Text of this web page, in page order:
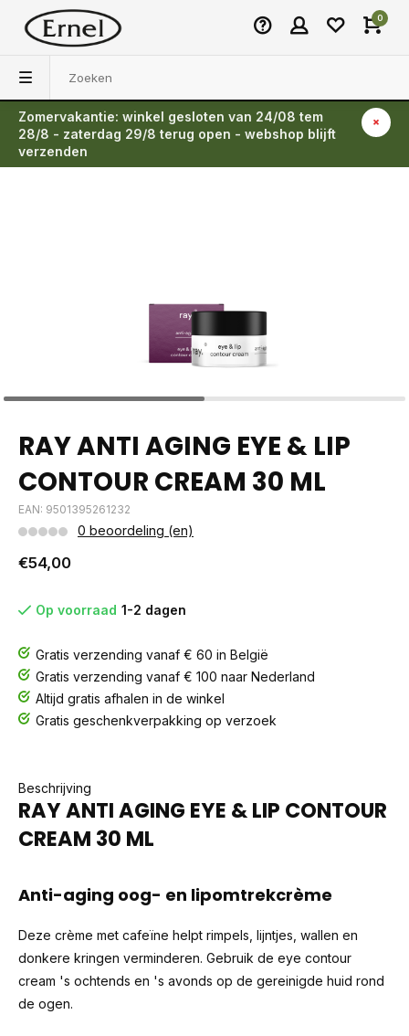
0
Zomervakantie: winkel gesloten van 24/08 tem
28/8 - zaterdag 29/8 terug open - webshop blijft
verzenden
Terug
RAY ANTI AGING EYE & LIP
CONTOUR CREAM 30 ML
EAN: 9501395261232
0 beoordeling (en)
€54,00
Op voorraad 1-2 dagen
Gratis verzending vanaf € 60 in België
Gratis verzending vanaf € 100 naar Nederland
Altijd gratis afhalen in de winkel
Gratis geschenkverpakking op verzoek
Beschrijving
RAY ANTI AGING EYE & LIP CONTOUR
CREAM 30 ML
Anti-aging oog- en lipomtrekcrème
Deze crème met cafeïne helpt rimpels, lijntjes, wallen en
donkere kringen verminderen. Gebruik de eye contour
cream 's ochtends en 's avonds op de gereinigde huid rond
de ogen.